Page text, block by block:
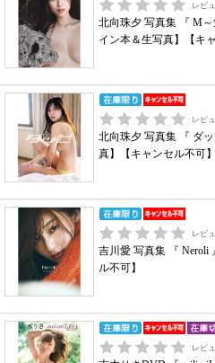
レビ
北向珠夕 写真集 『 M
イン本＆生写真】【キ
レビ
北向珠夕 写真集 『 ダ
真】【キャンセル不可】
レビ
吉川愛 写真集 『 Neroli
ル不可】
レビ